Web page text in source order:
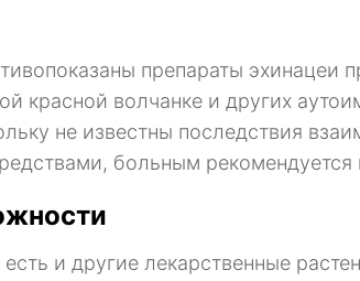
препараты
красной волчанке и других
не известны последствия
больным
и другие лекарственные